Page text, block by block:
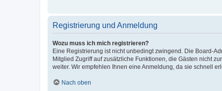
Registrierung und Anmeldung
Wozu muss ich mich registrieren?
Eine Registrierung ist nicht unbedingt zwingend. Die Board-
Mitglied Zugriff auf zusätzliche Funktionen, die Gästen nicht
weiter. Wir empfehlen Ihnen eine Anmeldung, da sie schnell
Nach oben